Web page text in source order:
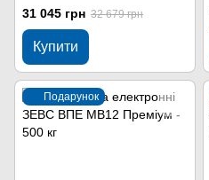
500 кг
31 045 грн 32 679 грн
Купити
Подарунок